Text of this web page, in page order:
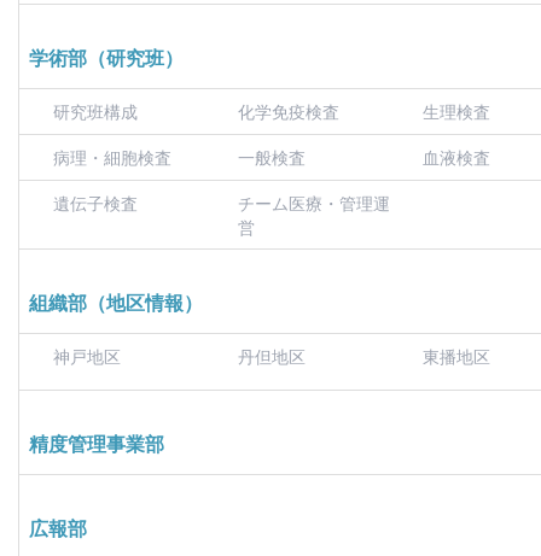
学術部（研究班）
研究班構成 化学免疫検査
生理検査
病理・細胞検査
一般検査
血液検査
遺伝子検査
チーム医療・管理運
営
組織部（地区情報）
神戸地区 丹但地区 東播地区
精度管理事業部
広報部